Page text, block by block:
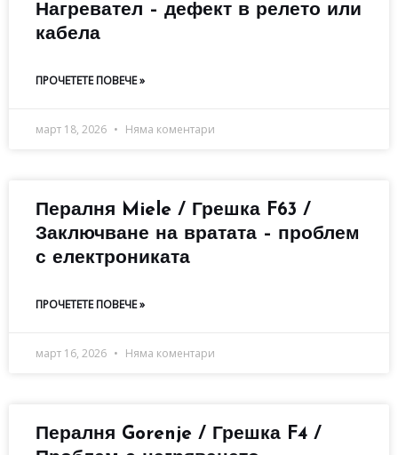
Нагревател – дефект в релето или
кабела
ПРОЧЕТЕТЕ ПОВЕЧЕ »
март 18, 2026 Няма коментари
Пералня Miele / Грешка F63 /
Заключване на вратата – проблем
с електрониката
ПРОЧЕТЕТЕ ПОВЕЧЕ »
март 16, 2026 Няма коментари
Пералня Gorenje / Грешка F4 /